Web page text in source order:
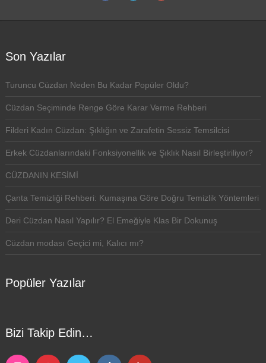
Son Yazılar
Turuncu Cüzdan Neden Bu Kadar Popüler Oldu?
Cüzdan Seçiminde Renge Göre Karar Verme Rehberi
Filderi Kadın Cüzdan: Şıklığın ve Zarafetin Sessiz Temsilcisi
Erkek Cüzdanlarındaki Fonksiyonellik ve Şıklık Nasıl Birleştiriliyor?
CÜZDANIN KESİMİ
Çanta Temizliği Rehberi: Kumaşına Göre Doğru Temizlik Yöntemleri
Deri Cüzdan Nasıl Yapılır? El Emeğiyle Klas Bir Dokunuş
Cüzdan modası Geçici mi, Kalıcı mı?
Popüler Yazılar
Bizi Takip Edin…